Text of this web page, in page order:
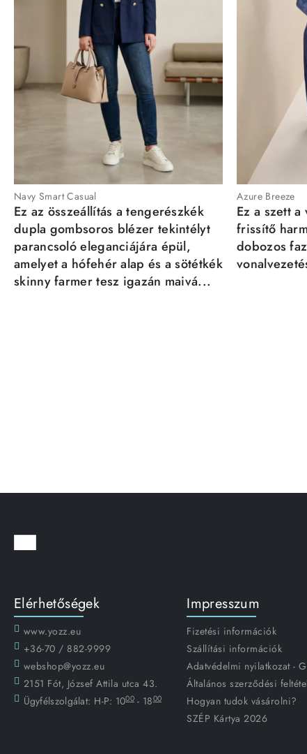
Navy Smart Casual
Ez az összeállítás a tengerészkék
dupla gombsoros blézer tekintélyt
parancsoló eleganciájára épül,
amelyet a hófehér alap és a sötétkék
skinny farmer tesz igazán maivá...
Azure Breeze
Ez a szett
frissítő
dobozos
Elérhetőségek
www.yozz.eu
+36-70 / 882-9999
webshop@yozz.eu
2151 Fót, József Attila utca 43.
Ügyfélszolgálat: H-P: 1000 - 1800
Impresszum
Fizetési információk
Szállítási információk
Adatvédelmi nyilatkozat -
Általános szerződési
Hogyan tudok vásárolni?
SZÉP Kártya 2026